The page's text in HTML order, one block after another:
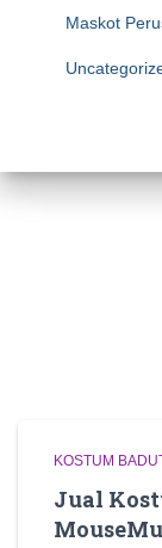
Maskot
KOSTUM
Jual